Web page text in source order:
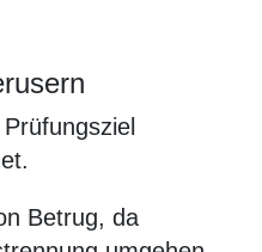
Betrug, da